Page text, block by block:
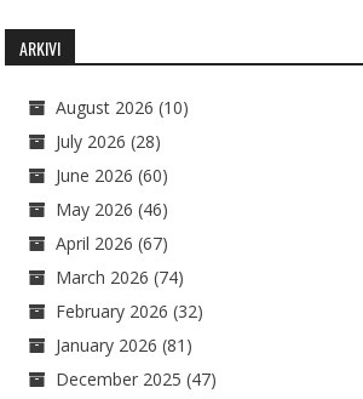
ARKIVI
August 2026 (10)
July 2026 (28)
June 2026 (60)
May 2026 (46)
April 2026 (67)
March 2026 (74)
February 2026 (32)
January 2026 (81)
December 2025 (47)